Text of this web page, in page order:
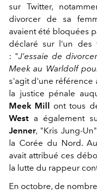
sur Twitter,
divorcer de sa
avaient été bloquées
déclaré sur l'un des
: "J'essaie de
Meek au Warldolf
s'agit d'une référence
la justice pénale
Meek Mill
ont tous
West a également
Jenner, "Kris Jung-
la Corée du Nord.
avait attribué ces
la lutte du rappeur
En octobre, de